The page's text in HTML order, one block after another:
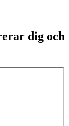
dig och